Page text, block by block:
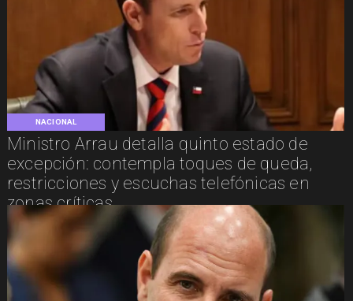
NACIONAL
Ministro Arrau detalla quinto estado de
excepción: contempla toques de queda,
restricciones y escuchas telefónicas en
zonas críticas